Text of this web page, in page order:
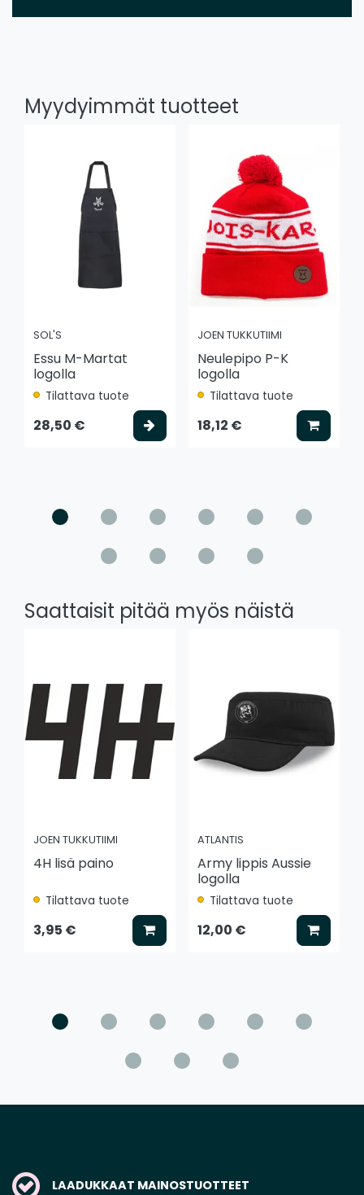
Myydyimmät tuotteet
SOL'S
Essu M-Martat
logolla
Tilattava tuote
28,50 € Valitse vaihtoehto
JOEN TUKKUTIIMI
Neulepipo P-K
logolla
Tilattava tuote
18,12 € Lisää
Saattaisit pitää myös näistä
JOEN TUKKUTIIMI
4H lisä paino
Tilattava tuote
3,95 € Lisää koriin
ATLANTIS
Army lippis Aussie
logolla
Tilattava tuote
12,00 € Lisää
LAADUKKAAT MAINOSTUOTTEET